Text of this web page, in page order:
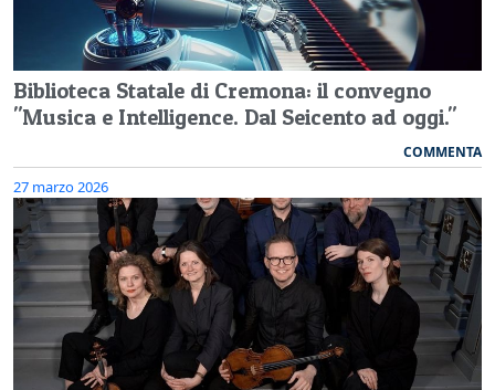
Biblioteca Statale di Cremona: il convegno
"Musica e Intelligence. Dal Seicento ad oggi."
COMMENTA
27 marzo 2026